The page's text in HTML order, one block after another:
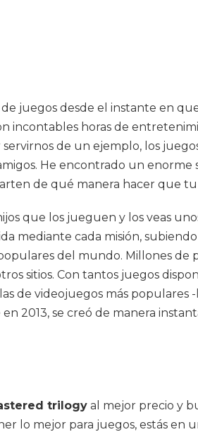
juegos desde el instante en
incontables horas de
de un ejemplo, los
He encontrado un
de qué manera hacer que tu
que los jueguen y los veas
mediante cada misión,
del mundo. Millones de
sitios. Con tantos juegos
de videojuegos más
2013, se creó de manera
trilogy al mejor precio y
mejor para juegos, estás en